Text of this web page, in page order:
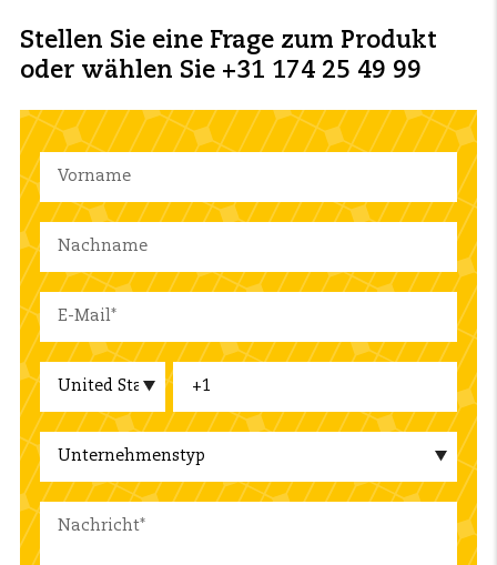
Stellen Sie eine Frage zum Produkt
oder wählen Sie +31 174 25 49 99